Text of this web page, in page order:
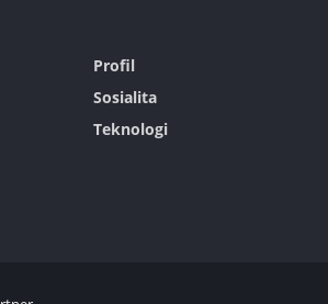
Profil
Sosialita
Teknologi